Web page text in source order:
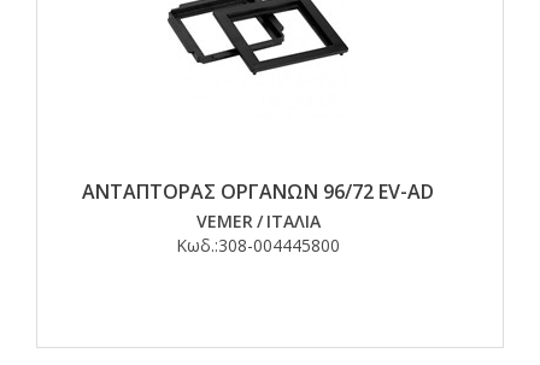
ΑΝΤΑΠΤΟΡΑΣ ΟΡΓΑΝΩΝ 96/72 EV-AD
VEMER/ ΙΤΑΛΙΑ
Κωδ.:308-004445800